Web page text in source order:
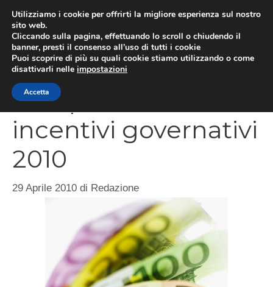
contenuto
Dati prenotazioni
incentivi governativi
2010
29 Aprile 2010 di Redazione
Utilizziamo i cookie per offrirti la migliore esperienza sul nostro
sito web.
Cliccando sulla pagina, effettuando lo scroll o chiudendo il
banner, presti il consenso all’uso di tutti i cookie
Puoi scoprire di più su quali cookie stiamo utilizzando o come
disattivarli nelle impostazioni
Accetta